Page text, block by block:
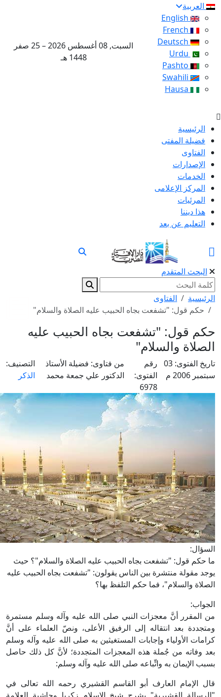
English
French
Deutsch
Urdu
Pashto
Swahili
Hausa
السبت, 08 أغسطس 2026 – 25 صفر
المفتى
الإعلامى
ديننا
عن بعد
المتقدم
الفتاوى
قول: "تشفعت بجاه الحبيب عليه الصلاة والسلام"
قول: "تشفعت بجاه الحبيب عليه
والسلام"
الفتوى:03
م
رقم
الفتوى:
من فتاوى:فضيلة الأستاذ
الدكتور علي جمعة محمد
التصنيف:
الذكر
قول: "تشفعت بجاه الحبيب عليه الصلاة والسلام"؟ حيث
مقولة منتشرة بين الناس يقولون: "تشفعت بجاه الحبيب عليه
والسلام"، فما حكم التلفظ بها؟
أنَّ معجزات النبي صلى الله عليه وآله وسلم مستمرة
بعد انتقاله إلى الرفيق الأعلى، ونصّ العلماء على أنَّ
الأولياء وإجابات المستغيثين به صلى الله عليه وآله وسلم
من جُملة هذه المعجزات المتجددة؛ لأنَّ كل ذلك حاصل
الإيمان به واتِّباعه صلى الله عليه وآله وسلم:
العارف أبو القاسم القشيري رحمه الله تعالى في